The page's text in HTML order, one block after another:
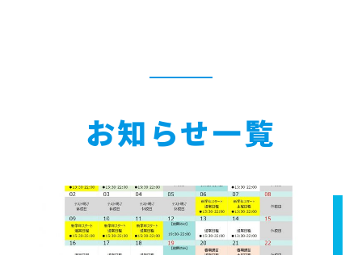
お知らせ一覧